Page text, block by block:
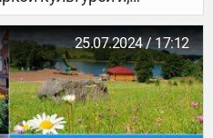
пляжами.
бразильские пляжи
всего мира своей
и уникальной
курортов до
25.07.2024 / 17:12